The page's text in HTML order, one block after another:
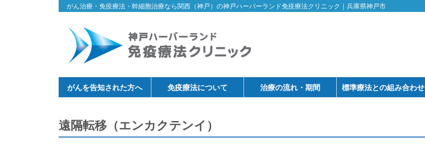
がん治療・免疫療法・幹細胞治療なら関西（神戸）の神戸ハーバーランド免疫療法クリニック｜兵庫県神戸市
がんを告知された方へ 免疫療法について 治療の流れ・期間 標準療法との組み合わせ
遠隔転移（エンカクテンイ）